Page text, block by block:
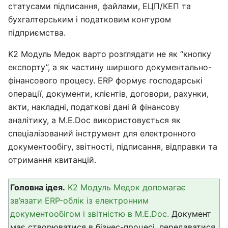
статусами підписання, файлами, ЕЦП/КЕП та
бухгалтерським і податковим контуром
підприємства.
K2 Модуль Медок варто розглядати не як “кнопку
експорту”, а як частину ширшого документально-
фінансового процесу. ERP формує господарські
операції, документи, клієнтів, договори, рахунки,
акти, накладні, податкові дані й фінансову
аналітику, а M.E.Doc використовується як
спеціалізований інструмент для електронного
документообігу, звітності, підписання, відправки та
отримання квитанцій.
Головна ідея. K2 Модуль Медок допомагає
зв’язати ERP-облік із електронним
документообігом і звітністю в M.E.Doc. Документ